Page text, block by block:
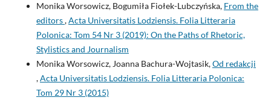
Monika Worsowicz, Bogumiła Fiołek-Lubczyńska, From the
editors,Acta Universitatis Lodziensis. Folia Litteraria
Polonica: Tom 54 Nr 3 (2019): On the Paths of Rhetoric,
Stylistics and Journalism
Monika Worsowicz, Joanna Bachura-Wojtasik,Od redakcji
,Acta Universitatis Lodziensis. Folia Litteraria Polonica:
Tom 29 Nr 3 (2015)